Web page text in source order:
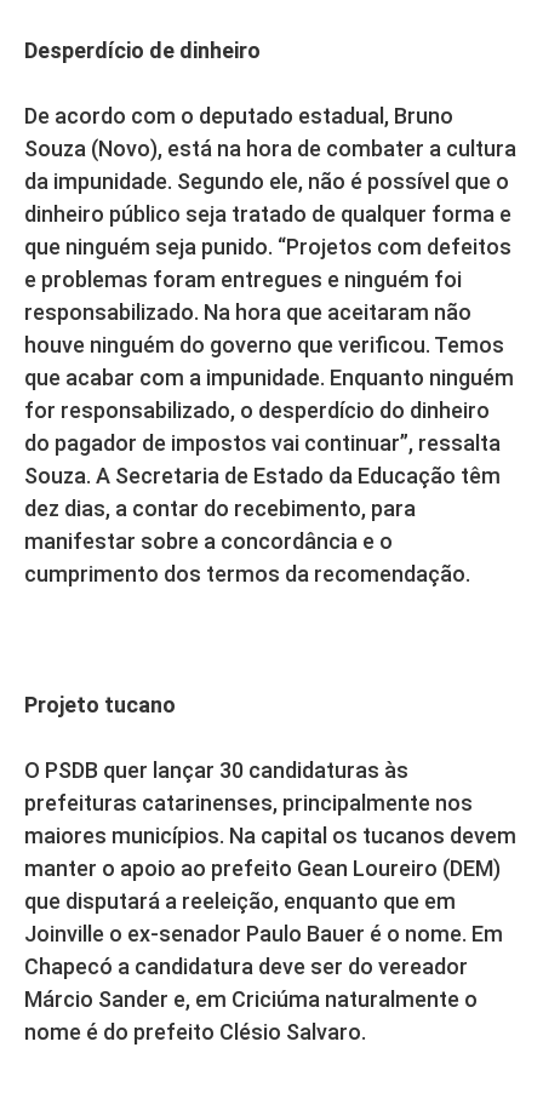
Desperdício de dinheiro
De acordo com o deputado estadual, Bruno
Souza (Novo), está na hora de combater a cultura
da impunidade. Segundo ele, não é possível que o
dinheiro público seja tratado de qualquer forma e
que ninguém seja punido. “Projetos com defeitos
e problemas foram entregues e ninguém foi
responsabilizado. Na hora que aceitaram não
houve ninguém do governo que verificou. Temos
que acabar com a impunidade. Enquanto ninguém
for responsabilizado, o desperdício do dinheiro
do pagador de impostos vai continuar”, ressalta
Souza. A Secretaria de Estado da Educação têm
dez dias, a contar do recebimento, para
manifestar sobre a concordância e o
cumprimento dos termos da recomendação.
Projeto tucano
O PSDB quer lançar 30 candidaturas às
prefeituras catarinenses, principalmente nos
maiores municípios. Na capital os tucanos devem
manter o apoio ao prefeito Gean Loureiro (DEM)
que disputará a reeleição, enquanto que em
Joinville o ex-senador Paulo Bauer é o nome. Em
Chapecó a candidatura deve ser do vereador
Márcio Sander e, em Criciúma naturalmente o
nome é do prefeito Clésio Salvaro.